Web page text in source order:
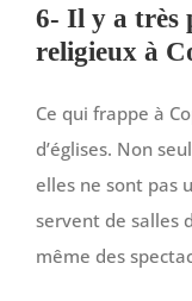
6- Il y a très
religieux à
Ce qui frappe à
d’églises. Non
elles ne sont pas
servent de salles
même des